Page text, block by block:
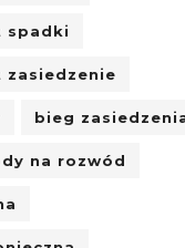
spadki
zasiedzenie
bieg
na rozwód